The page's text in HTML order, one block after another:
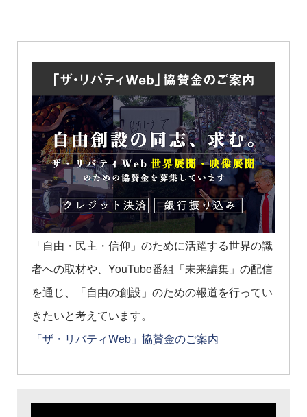
「自由・民主・信仰」のために活躍する世界の識
者への取材や、YouTube番組「未来編集」の配信
を通じ、「自由の創設」のための報道を行ってい
きたいと考えています。
「ザ・リバティWeb」協賛金のご案内